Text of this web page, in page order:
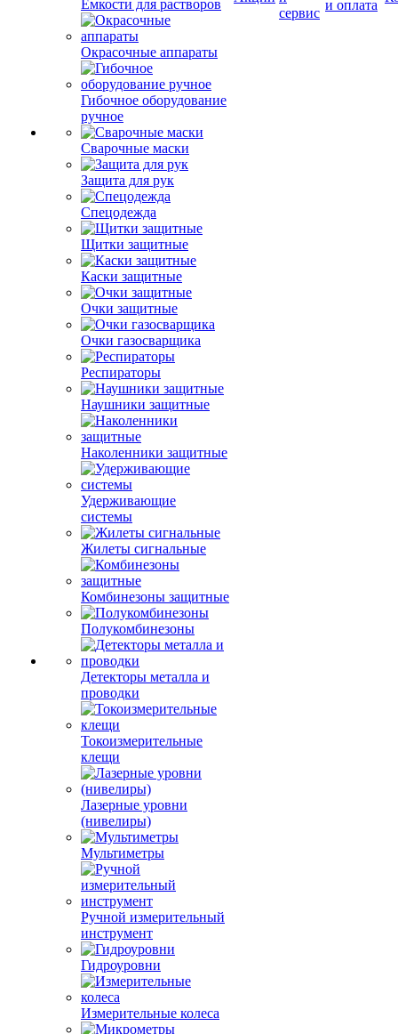
Емкости для растворов
Окрасочные аппараты
Гибочное оборудование
ручное
Сварочные маски
Защита для рук
Спецодежда
Щитки защитные
Каски защитные
Очки защитные
Очки газосварщика
Респираторы
Наушники защитные
Наколенники защитные
Удерживающие
системы
Жилеты сигнальные
Комбинезоны защитные
Полукомбинезоны
Детекторы металла и
проводки
Токоизмерительные
клещи
Лазерные уровни
(нивелиры)
Мультиметры
Ручной измерительный
инструмент
Гидроуровни
Измерительные колеса
сервис
и оплата